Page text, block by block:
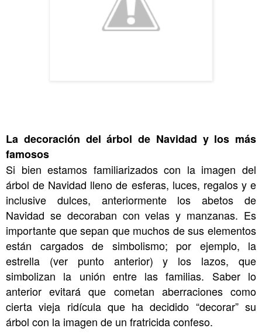
La decoración del árbol de Navidad y los más
famosos
Si bien estamos familiarizados con la imagen del
árbol de Navidad lleno de esferas, luces, regalos y e
inclusive dulces, anteriormente los abetos de
Navidad se decoraban con velas y manzanas. Es
importante que sepan que muchos de sus elementos
están cargados de simbolismo; por ejemplo, la
estrella (ver punto anterior) y los lazos, que
simbolizan la unión entre las familias. Saber lo
anterior evitará que cometan aberraciones como
cierta vieja ridícula que ha decidido “decorar” su
árbol con la imagen de un fratricida confeso.